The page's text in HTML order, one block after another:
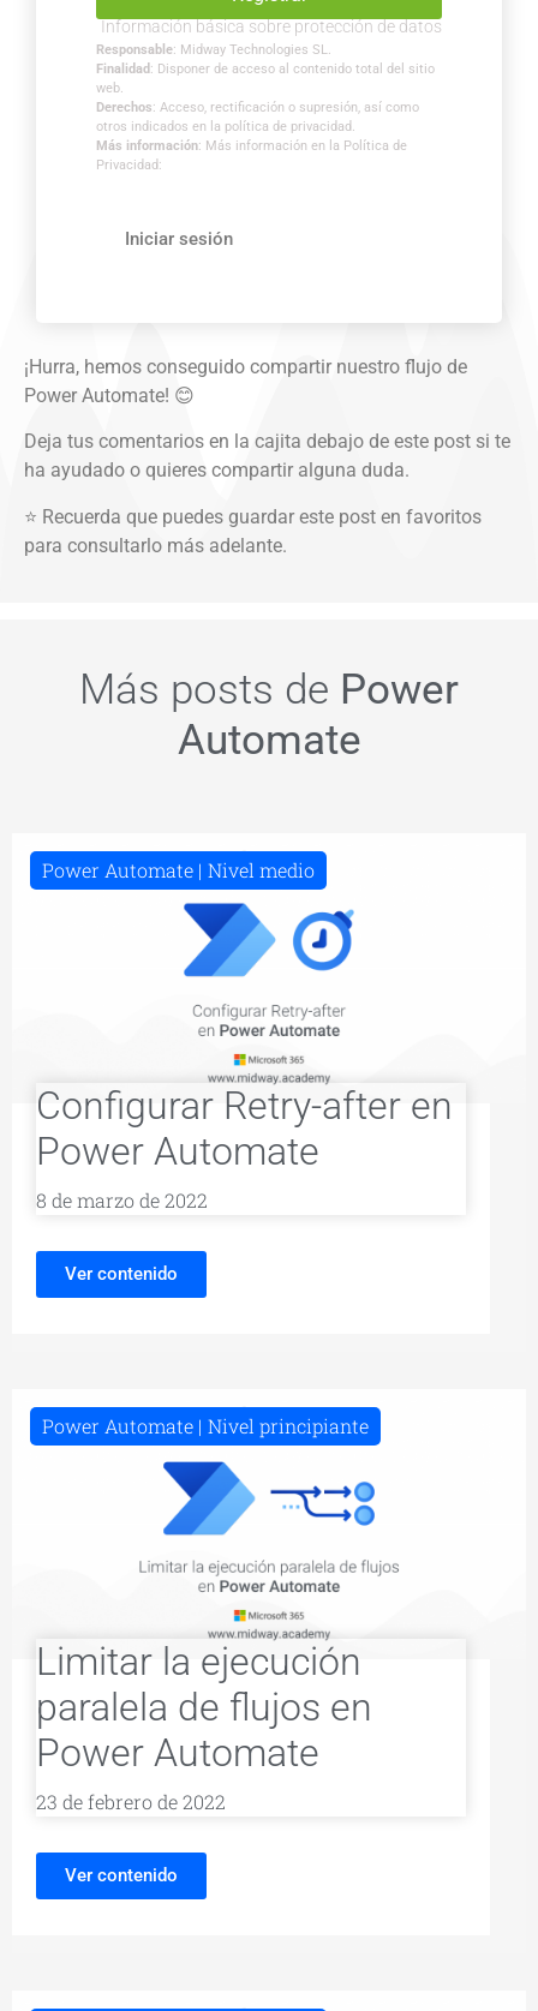
Información básica sobre protección de datos
Responsable: Midway Technologies SL.
Finalidad : Disponer de acceso al contenido total del sitio
web.
Derechos: Acceso, rectificación o supresión, así como
otros indicados en la política de privacidad.
Más información: Más información en la Política de
Privacidad:
Iniciar sesión
¡Hurra, hemos conseguido compartir nuestro flujo de
Power Automate! 😊
Deja tus comentarios en la cajita debajo de este post si te
ha ayudado o quieres compartir alguna duda.
⭐ Recuerda que puedes guardar este post en favoritos
para consultarlo más adelante.
Más posts de Power
Automate
Power Automate Nivel medio
Configurar Retry-after en
Power Automate
8 de marzo de 2022
Ver contenido
Power Automate Nivel principiante
Limitar la ejecución
paralela de flujos en
Power Automate
23 de febrero de 2022
Ver contenido